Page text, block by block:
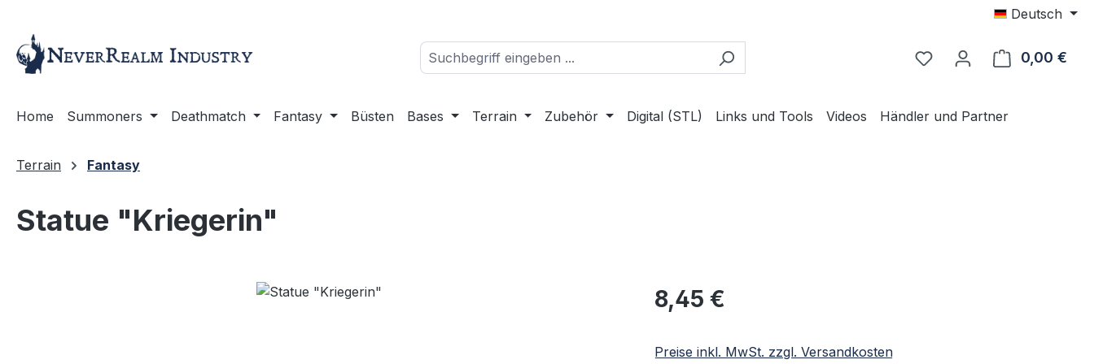
Deutsch
0,00 €
Home Summoners Deathmatch Fantasy Büsten Bases Terrain Zubehör Digital (STL) Links und Tools Videos Händler und Partner
Terrain Fantasy
Statue "Kriegerin"
Regulärer Preis:
8,45 €
Preise inkl. MwSt. zzgl. Versandkosten